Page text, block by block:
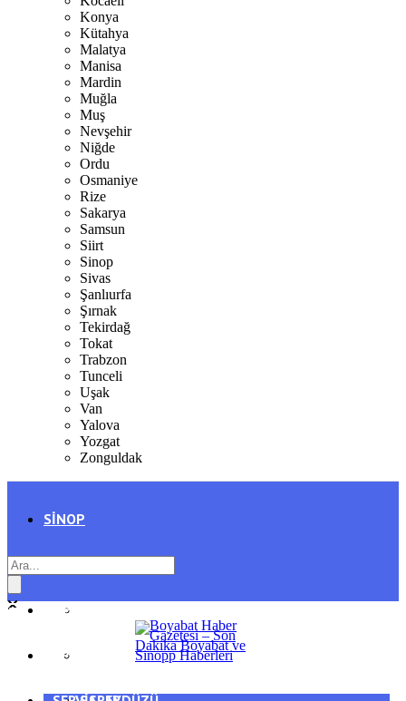
Konya
Kütahya
Malatya
Manisa
Mardin
Muğla
Muş
Nevşehir
Niğde
Ordu
Osmaniye
Rize
Sakarya
Samsun
Siirt
Sinop
Sivas
Şanlıurfa
Şırnak
Tekirdağ
Tokat
Trabzon
Tunceli
Uşak
Van
Yalova
Yozgat
Zonguldak
SINOP
AYANCIK
GENEL
SPOR